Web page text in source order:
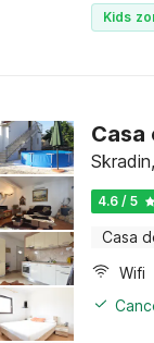
Kids
Casa
4.6 / 5
Casa
Wifi